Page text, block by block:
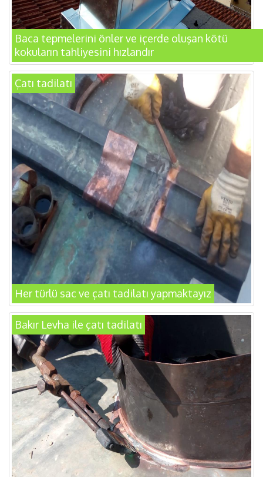
Baca tepmelerini önler ve içerde oluşan kötü
kokuların tahliyesini hızlandır
Çatı tadilatı
Her türlü sac ve çatı tadilatı yapmaktayız
Bakır Levha ile çatı tadilatı